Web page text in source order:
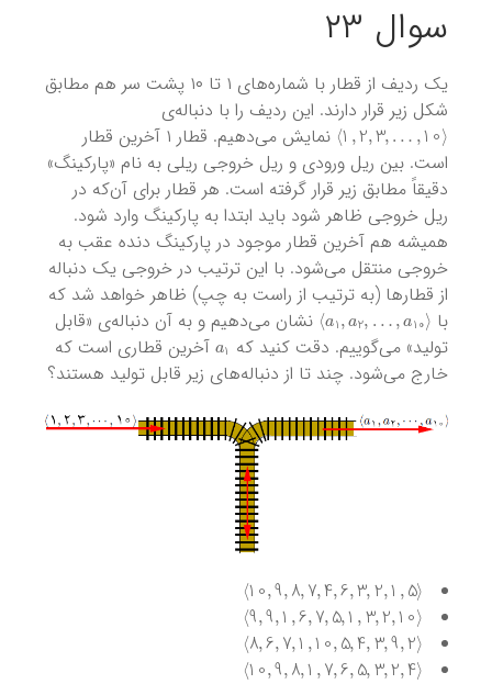
سوال ۲۳
یک ردیف از قطار با شماره‌های ۱ تا ۱۰ پشت سر هم مطابق
شکل زیر قرار دارند. این ردیف را با دنباله‌ی
⟨
1,2,3
,
…
,
10
⟩
نمایش می‌دهیم. قطار ۱ آخرین قطار
است. بین ریل ورودی و ریل خروجی ریلی به نام «پارکینگ»
دقیقاً مطابق زیر قرار گرفته است. هر قطار برای آن‌که در
ریل خروجی ظاهر شود باید ابتدا به پارکینگ وارد شود.
همیشه هم آخرین قطار موجود در پارکینگ دنده عقب به
خروجی منتقل می‌شود. با این ترتیب در خروجی یک دنباله
از قطارها (به ترتیب از راست به چپ) ظاهر خواهد شد که
با
⟨
a1,a 2,… a10
⟩نشان می‌دهیم و به آن دنباله‌ی «قابل
تولید» می‌گوییم. دقت کنید که a1 آخرین قطاری است که
خارج می‌شود. چند تا از دنباله‌های زیر قابل تولید هستند؟
10 9 , , 4 ,6 3 ,1 5
⟩
⟨
9 9 1,6,7 ,5, 1,3, 2 ,10
⟩
⟨
8,6,7,1, 105,4,3,9 ,2
⟩
⟨
10 9 8,1 ,7 6,5,3,2 ,4
⟩